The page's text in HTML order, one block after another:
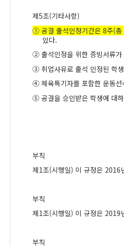
제5조(기타사항)
① 공결 출석인정기간은 8주(총
있다.
② 출석인정을 위한 증빙서류
③ 취업사유로 출석 인정된 학
④ 체육특기자를 포함한 운동
⑤ 공결을 승인받은 학생에 대
부칙
제1조(시행일) 이 규정은 2016
부칙
제1조(시행일) 이 규정은 2019
부칙